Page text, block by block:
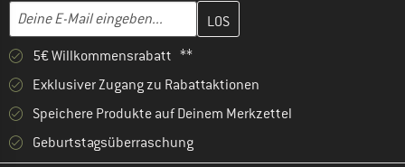
E-Mail-Adresse
Gib hier deine E-Mail-Adresse ein und erstelle im nächsten
5€ Willkommensrabatt **
Exklusiver Zugang zu Rabattaktionen
Speichere Produkte auf Deinem Merkzettel
Geburtstagsüberraschung